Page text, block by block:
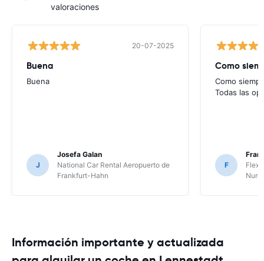
valoraciones
20-07-2025
Buena
Buena
J
Josefa Galan
National Car Rental Aeropuerto de
Frankfurt-Hahn
Como
Como
Todas las
F
Flex
Información importante y actualizada